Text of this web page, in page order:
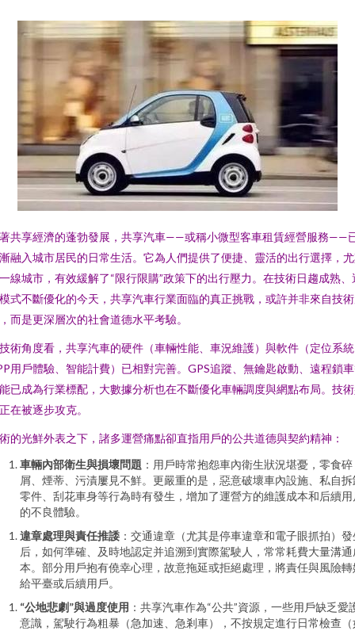
共享經濟的蓬勃發展，共享汽車——或稱小微型客車租賃經營服務——
融入城市居民的日常生活。它為人們提供了便捷、靈活的出行選擇，
線城市，有效緩解了“限行限購”政策下的出行壓力。在技術日趨成熟、
式不斷優化的今天，共享汽車行業面臨的真正挑戰，或許并非來自技
而是更深層次的社會道德水平考驗。
術角度看，共享汽車的硬件（車輛性能、車況維護）與軟件（定位系
用戶體驗、智能計費）已相對完善。GPS追蹤、無鑰匙啟動、遠程鎖
已成為行業標配，大數據分析也在不斷優化車輛調度與網點布局。技
在被逐步攻克。
的光鮮外表之下，諸多運營痛點卻直指用戶的公共道德與契約精神：
車輛內部衛生與損壞問題 ：用戶時常抱怨車內衛生狀況堪憂，零食碎
屑、煙蒂、污漬屢見不鮮。更嚴重的是，惡意破壞車內設施、私自拆
零件、刮花車身等行為時有發生，增加了運營方的維護成本和后續用
的不良體驗。
違章處理與責任推諉 ：交通違章（尤其是停車違章和電子眼抓拍）
后，如何準確、及時地認定并追溯到實際駕駛人，常常耗費大量溝通
本。部分用戶抱有僥幸心理，故意拖延或拒絕處理，將責任與風險轉
給平臺或后續用戶。
“公地悲劇”與過度使用 ：共享汽車作為“公共”資源，一些用戶缺乏愛
意識，駕駛行為粗暴（急加速、急剎車），不按規定進行日常檢查（